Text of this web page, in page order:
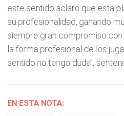
este sentido aclaro que esta
su profesionalidad, ganando
siempre gran compromiso
la forma profesional de los
sentido no tengo duda",
EN ESTA NOTA: